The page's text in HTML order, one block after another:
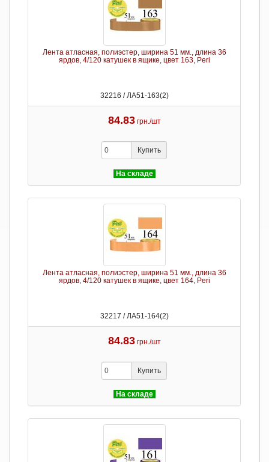
Лента атласная, полиэстер, ширина 51 мм., длина 36
ярдов, 4/120 катушек в ящике, цвет 163, Peri
32216 / ЛА51-163(2)
84.83 грн./шт
Купить
На складе
Лента атласная, полиэстер, ширина 51 мм., длина 36
ярдов, 4/120 катушек в ящике, цвет 164, Peri
32217 / ЛА51-164(2)
84.83 грн./шт
Купить
На складе